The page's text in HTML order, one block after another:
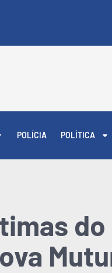
POLÍCIA POLÍTICA
do